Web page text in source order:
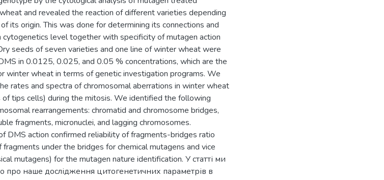
and revealed the reaction of different varieties depending
its origin. This was done for determining its connections and
cytogenetics level together with specificity of mutagen action
seeds of seven varieties and one line of winter wheat were
in 0.0125, 0.025, and 0.05 % concentrations, which are the
winter wheat in terms of genetic investigation programs. We
rates and spectra of chromosomal aberrations in winter wheat
of tips cells) during the mitosis. We identified the following
rearrangements: chromatid and chromosome bridges,
fragments, micronuclei, and lagging chromosomes.
DMS action confirmed reliability of fragments-bridges ratio
fragments under the bridges for chemical mutagens and vice
mutagens) for the mutagen nature identification. У статті ми
про наше дослідження цитогенетичних параметрів в